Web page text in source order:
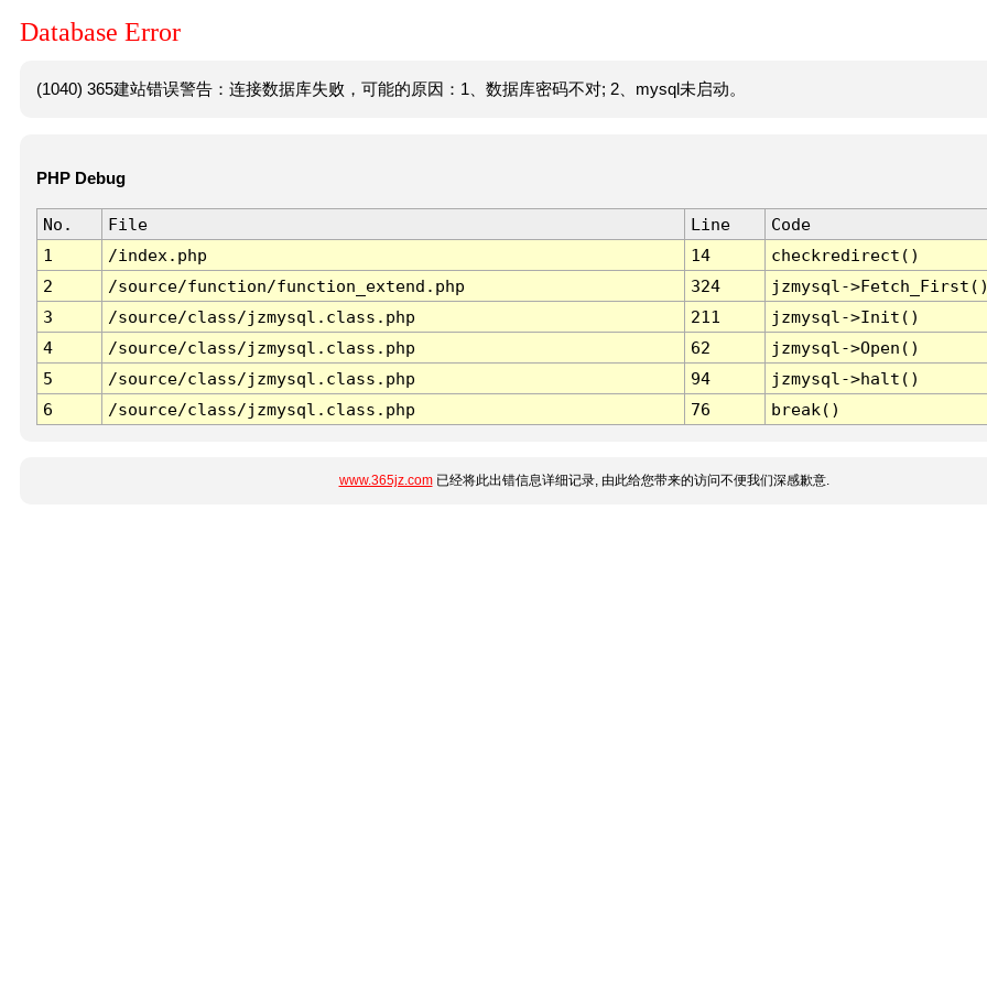
Database Error
(1040) 365建站错误警告：连接数据库失败，可能的原因：1、数据库密码不对; 2、mysql未启动。
PHP Debug
No. File Line
Code
1
/index.php 14
checkredirect()
2
/source/function/function_extend.php 324
jzmysql-
3
/source/class/jzmysql.class.php 211
jzmysql->Init()
4
/source/class/jzmysql.class.php 62
jzmysql->Open()
5
/source/class/jzmysql.class.php 94
jzmysql->halt()
6
/source/class/jzmysql.class.php 76 break()
www.365jz.com已经将此出错信息详细记录, 由此给您带来的访问不便我们深感歉意.